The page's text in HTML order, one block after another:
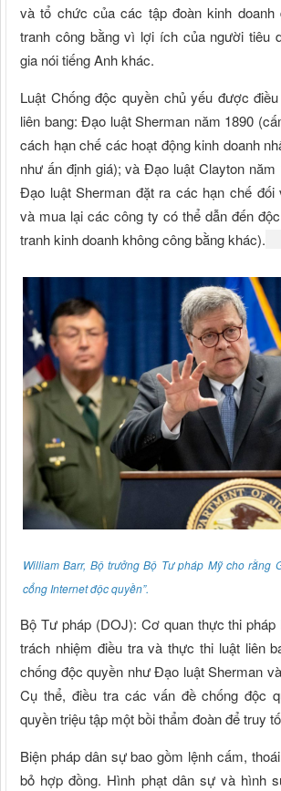
và tổ chức của các tập đoàn kinh doanh
tranh công bằng vì lợi ích của người tiêu
gia nói tiếng Anh khác.
Luật Chống độc quyền chủ yếu được
liên bang: Đạo luật Sherman năm 1890
cách hạn chế các hoạt động kinh doanh
như ấn định giá); và Đạo luật Clayton
Đạo luật Sherman đặt ra các hạn chế
và mua lại các công ty có thể dẫn đến
tranh kinh doanh không công bằng khác).
William Barr, Bộ trưởng Bộ Tư pháp Mỹ cho rằng
cổng Internet độc quyền”.
Bộ Tư pháp (DOJ): Cơ quan thực thi pháp
trách nhiệm điều tra và thực thi luật liên
chống độc quyền như Đạo luật Sherman
Cụ thể, điều tra các vấn đề chống độc
quyền triệu tập một bồi thẩm đoàn để truy
Biện pháp dân sự bao gồm lệnh cấm,
bỏ hợp đồng. Hình phạt dân sự và hình